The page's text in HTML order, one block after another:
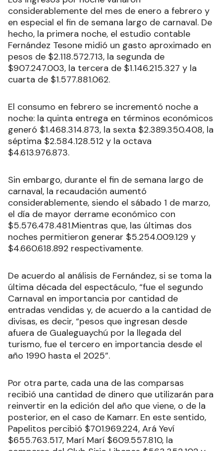
considerablemente del mes de enero a febrero y
en especial el fin de semana largo de carnaval. De
hecho, la primera noche, el estudio contable
Fernández Tesone midió un gasto aproximado en
pesos de $2.118.572.713, la segunda de
$907.247.003, la tercera de $1.146.215.327 y la
cuarta de $1.577.881.062.
El consumo en febrero se incrementó noche a
noche: la quinta entrega en términos económicos
generó $1.468.314.873, la sexta $2.389.350.408, la
séptima $2.584.128.512 y la octava
$4.613.976.873.
Sin embargo, durante el fin de semana largo de
carnaval, la recaudación aumentó
considerablemente, siendo el sábado 1 de marzo,
el día de mayor derrame económico con
$5.576.478.481.Mientras que, las últimas dos
noches permitieron generar $5.254.009.129 y
$4.660.618.892 respectivamente.
De acuerdo al análisis de Fernández, si se toma la
última década del espectáculo, “fue el segundo
Carnaval en importancia por cantidad de
entradas vendidas y, de acuerdo a la cantidad de
divisas, es decir, “pesos que ingresan desde
afuera de Gualeguaychú por la llegada del
turismo, fue el tercero en importancia desde el
año 1990 hasta el 2025”.
Por otra parte, cada una de las comparsas
recibió una cantidad de dinero que utilizarán para
reinvertir en la edición del año que viene, o de la
posterior, en el caso de Kamarr. En este sentido,
Papelitos percibió $701.969.224, Ará Yeví
$655.763.517, Marí Marí $609.557.810, la